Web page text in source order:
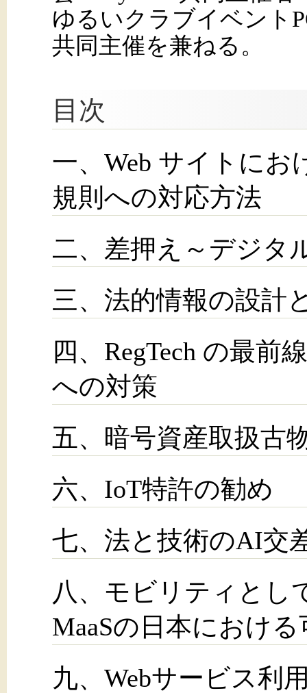
ゆるいクラブイベント
共同主催を兼ねる。
目次
一、Web サイトにお
規則への対応方法
二、差押え～デジタ
三、法的情報の設計
四、RegTech の最前
への対策
五、暗号資産取扱古
六、IoT特許の勧め
七、法と技術のAI交
八、モビリティとし
MaaSの日本における
九、Webサービス利